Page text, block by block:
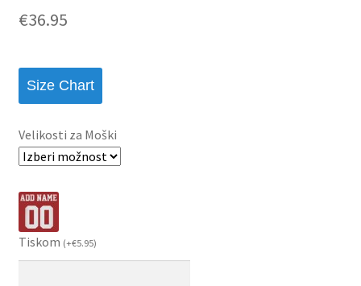
€36.95
Size Chart
Velikosti za Moški
Tiskom (+€5.95)